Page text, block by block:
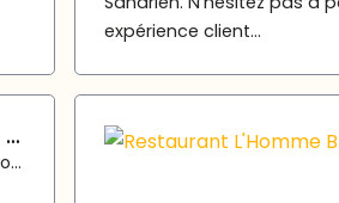
expérience client...
Restaurant Le Sirocco
restaurantlesirocco.fr